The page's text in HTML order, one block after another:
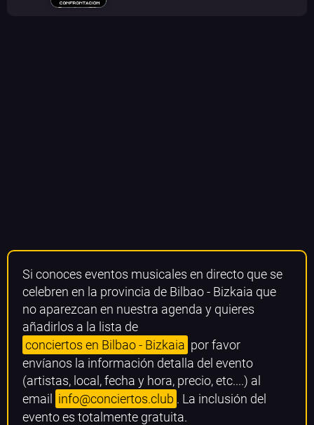
Si conoces eventos musicales en directo que se
celebren en la provincia de Bilbao - Bizkaia que
no aparezcan en nuestra agenda y quieres
añadirlos a la lista de
conciertos en Bilbao - Bizkaia por favor
envíanos la información detalla del evento
(artistas, local, fecha y hora, precio, etc....) al
email info@conciertos.club . La inclusión del
evento es totalmente gratuita.